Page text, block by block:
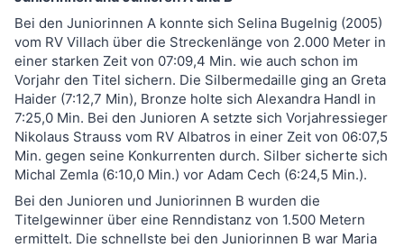
Bei den Juniorinnen A konnte sich Selina Bugelnig (2005)
vom RV Villach über die Streckenlänge von 2.000 Meter in
einer starken Zeit von 07:09,4 Min. wie auch schon im
Vorjahr den Titel sichern. Die Silbermedaille ging an Greta
Haider (7:12,7 Min), Bronze holte sich Alexandra Handl in
7:25,0 Min. Bei den Junioren A setzte sich Vorjahressieger
Nikolaus Strauss vom RV Albatros in einer Zeit von 06:07,5
Min. gegen seine Konkurrenten durch. Silber sicherte sich
Michal Zemla (6:10,0 Min.) vor Adam Cech (6:24,5 Min.).
Bei den Junioren und Juniorinnen B wurden die
Titelgewinner über eine Renndistanz von 1.500 Metern
ermittelt. Die schnellste bei den Juniorinnen B war Maria